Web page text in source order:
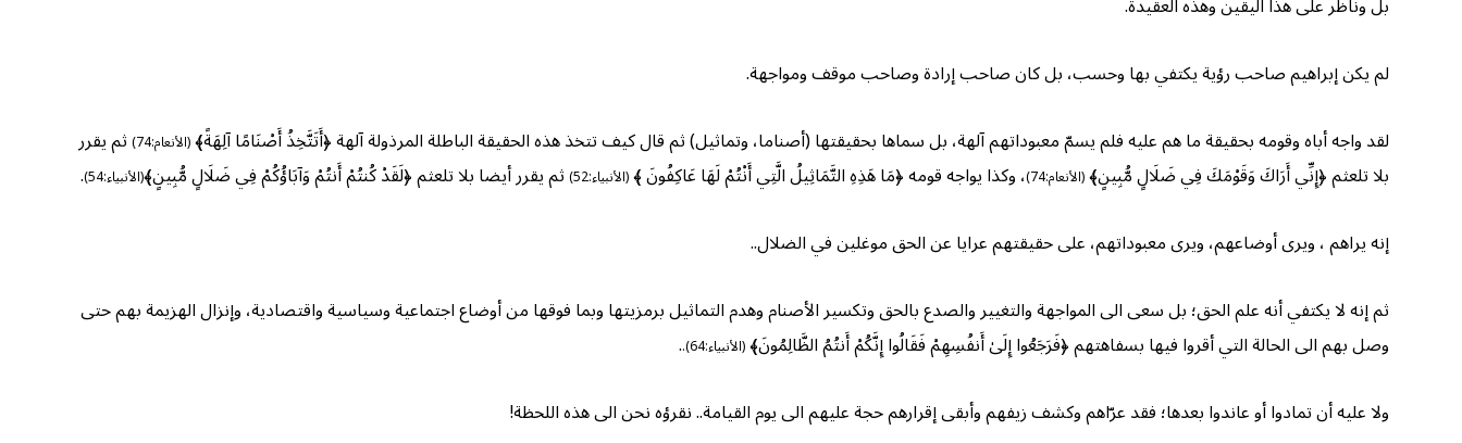
لم يكن إبراهيم صاحب رؤية يكتفي بها وحسب، بل كان صاحب إرادة وصاحب موقف ومواجهة.
لقد واجه أباه وقومه بحقيقة ما هم عليه فلم يسمّ معبوداتهم آلهة، بل سماها بحقيقتها (أصناما، وتماثيل) ثم قال كيف تتخذ هذه الحقيقة الباطلة المرذولة آلهة ﴿أَتَتَّخِذُ أَصْنَامًا آلِهَةً﴾(الأنعام:74)
ثم يقرر
بلا تلعثم ﴿إِنِّي أَرَاكَ وَقَوْمَكَ فِي ضَلَالٍ مُّبِينٍ﴾(الأنعام:74) ، وكذا يواجه قومه ﴿مَا هَذِهِ التَّمَاثِيلُ الَّتِي أَنْتُمْ لَهَا عَاكِفُونَ ﴾(الأنبياء:52) ثم يقرر أيضا بلا تلعثم ﴿لَقَدْ كُنتُمْ أَنتُمْ وَآبَاؤُكُمْ فِي ضَلَالٍ مُّبِينٍ﴾(الأنبياء:54)
.
إنه يراهم ، ويرى أوضاعهم، ويرى معبوداتهم، على حقيقتهم عرايا عن الحق موغلين في الضلال..
ثم إنه لا يكتفي أنه علم الحق؛ بل سعى الى المواجهة والتغيير والصدع بالحق وتكسير الأصنام وهدم التماثيل برمزيتها وبما فوقها من أوضاع اجتماعية وسياسية واقتصادية، وإنزال الهزيمة بهم حتى
وصل بهم الى الحالة التي أقروا فيها بسفاهتهم ﴿فَرَجَعُوا إِلَىٰ أَنفُسِهِمْ فَقَالُوا إِنَّكُمْ أَنتُمُ الظَّالِمُونَ﴾(الأنبياء:64).
.
ولا عليه أن تمادوا أو عاندوا بعدها؛ فقد عرّاهم وكشف زيفهم وأبقى إقرارهم حجة عليهم الى يوم القيامة.. نقرؤه نحن الى هذه اللحظة!